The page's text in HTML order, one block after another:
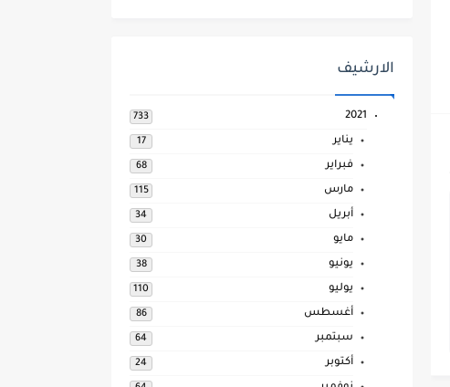
الارشيف
2021
733
يناير 17
فبراير 68
مارس 115
أبريل 34
مايو 30
يونيو 38
يوليو 110
أغسطس 86
سبتمبر 64
أكتوبر 24